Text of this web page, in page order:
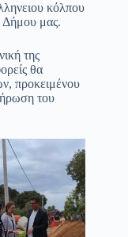
κόλπου
Δήμου μας.
της
θα
προκειμένου
του